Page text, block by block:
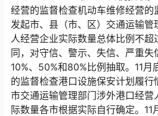
经营的监督检查机动车维修经营的
发起市、县（市、区）交通运输管
人经营企业实际数量总体比例不
同，对守信、警示、失信、严重失
10%、50%和80%比例抽取。11月
的监督检查港口设施保安计划履
市交通运输管理部门涉外港口经营
际数量各市根据实际自行确定。11